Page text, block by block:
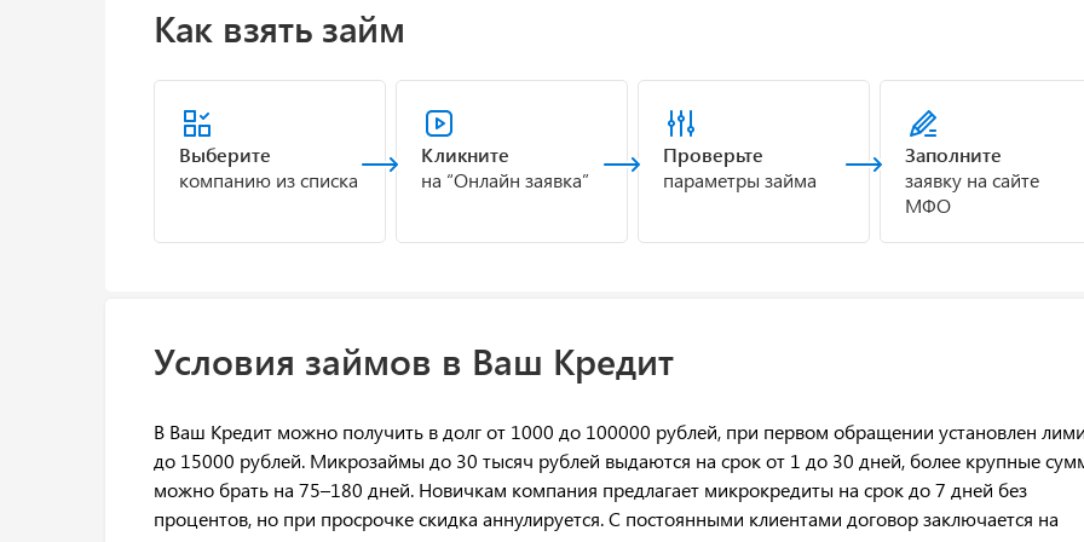
Как взять займ
Выберите
компанию из списка
Кликните
на “Онлайн заявка”
Проверьте
параметры займа
Заполните
заявку на сайте
МФО
Условия займов в Ваш Кредит
В Ваш Кредит можно получить в долг от 1000 до 100000 рублей, при первом обращении установлен
до 15000 рублей. Микрозаймы до 30 тысяч рублей выдаются на срок от 1 до 30 дней, более крупные
можно брать на 75–180 дней. Новичкам компания предлагает микрокредиты на срок до 7 дней без
процентов, но при просрочке скидка аннулируется. С постоянными клиентами договор заключается на